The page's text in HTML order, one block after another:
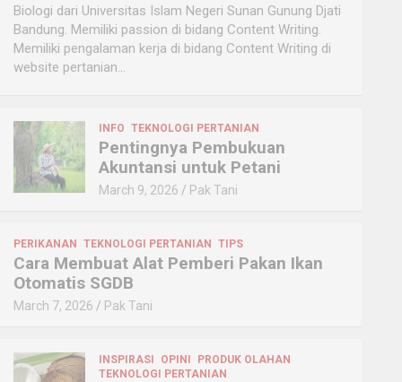
Biologi dari Universitas Islam Negeri Sunan Gunung Djati
Bandung. Memiliki passion di bidang Content Writing.
Memiliki pengalaman kerja di bidang Content Writing di
website pertanian…
INFO TEKNOLOGI PERTANIAN
Pentingnya Pembukuan
Akuntansi untuk Petani
March 9, 2026 Pak Tani
PERIKANAN TEKNOLOGI PERTANIAN TIPS
Cara Membuat Alat Pemberi Pakan Ikan
Otomatis SGDB
March 7, 2026 Pak Tani
INSPIRASI OPINI
PRODUK OLAHAN
TEKNOLOGI PERTANIAN